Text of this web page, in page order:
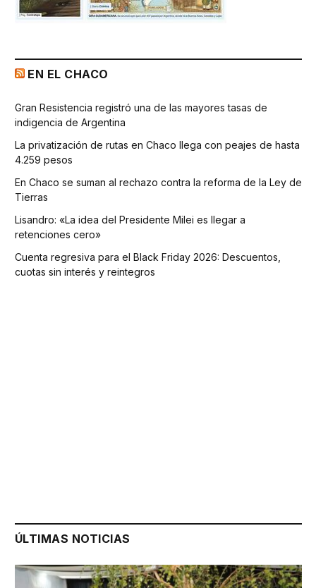
EN EL CHACO
Gran Resistencia registró una de las mayores tasas de
indigencia de Argentina
La privatización de rutas en Chaco llega con peajes de hasta
4.259 pesos
En Chaco se suman al rechazo contra la reforma de la Ley de
Tierras
Lisandro: «La idea del Presidente Milei es llegar a
retenciones cero»
Cuenta regresiva para el Black Friday 2026: Descuentos,
cuotas sin interés y reintegros
ÚLTIMAS NOTICIAS